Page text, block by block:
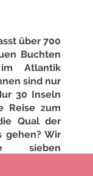
über 700
Buchten
im Atlantik
sind nur
30 Inseln
Reise zum
Qual der
gehen? Wir
sieben